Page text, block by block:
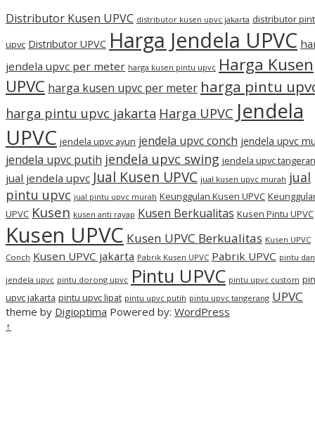
Distributor Kusen UPVC distributor kusen upvc jakarta distributor
upvc Distributor UPVC Harga Jendela UPVC
jendela upvc per meter harga kusen pintu upvc Harga Kusen
UPVC harga kusen upvc per meter harga pintu
harga pintu upvc jakarta Harga UPVC Jendela
UPVC jendela upvc ayun jendela upvc conch jendela upvc
jendela upvc putih jendela upvc swing jendela upvc
jual jendela upvc Jual Kusen UPVC jual kusen upvc murah jual
pintu upvc jual pintu upvc murah Keunggulan Kusen UPVC
UPVC Kusen kusen anti rayap Kusen Berkualitas Kusen Pintu UPVC
Kusen UPVC Kusen UPVC Berkualitas Kusen UPVC
Conch Kusen UPVC jakarta Pabrik Kusen UPVC Pabrik UPVC pintu dan
jendela upvc pintu dorong upvc Pintu UPVC pintu upvc custom
upvc jakarta pintu upvc lipat pintu upvc putih pintu upvc tangerang UPVC
theme by Digioptima Powered by: WordPress
↑